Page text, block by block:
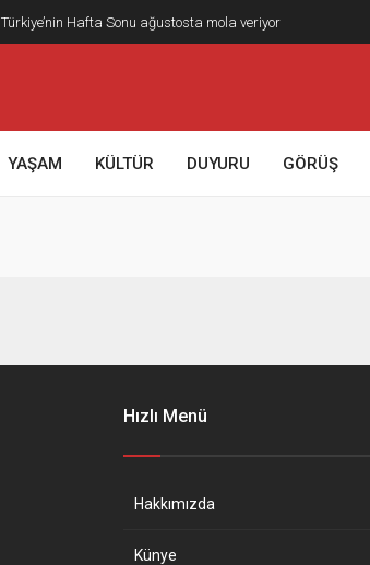
Türkiye’nin Hafta Sonu ağustosta mola veriyor
YAŞAM KÜLTÜR DUYURU GÖRÜŞ
Hızlı Menü
Hakkımızda
Künye